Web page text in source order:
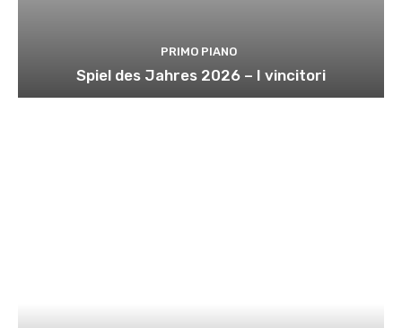
PRIMO PIANO
Spiel des Jahres 2026 – I vincitori